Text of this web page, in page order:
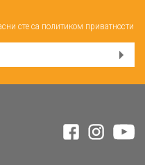
сте са политиком приватности